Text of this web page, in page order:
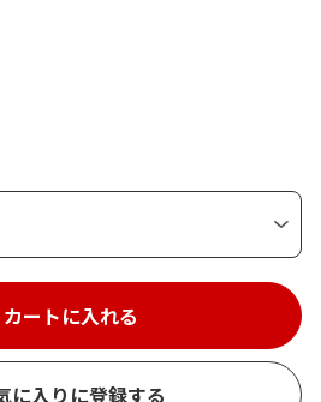
カートに入れる
に入りに登録する